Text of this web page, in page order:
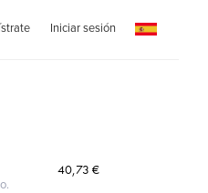
Iniciar sesión
40,73 €